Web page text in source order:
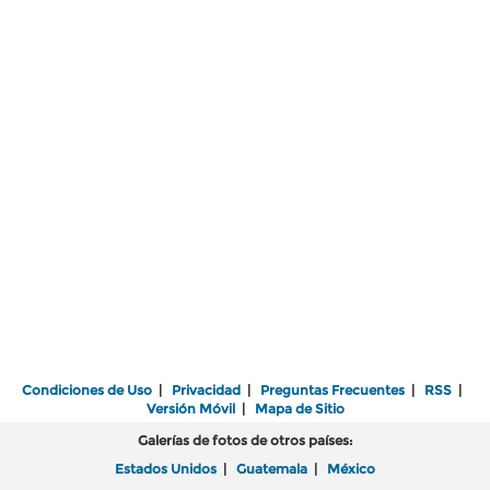
Condiciones de Uso | Privacidad | Preguntas Frecuentes | RSS |
Versión Móvil| Mapa de Sitio
Galerías de fotos de otros países:
Estados Unidos | Guatemala | México